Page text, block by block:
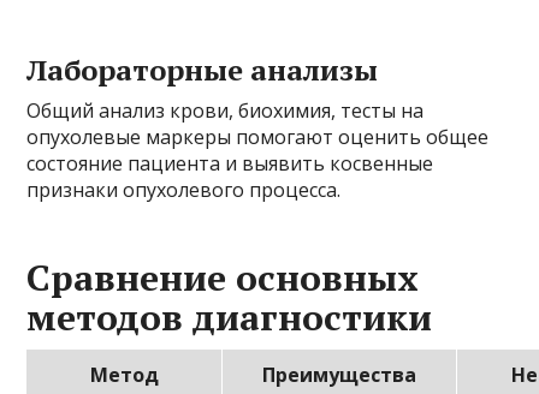
Лабораторные анализы
Общий анализ крови, биохимия, тесты на
опухолевые маркеры помогают оценить общее
состояние пациента и выявить косвенные
признаки опухолевого процесса.
Сравнение основных
методов диагностики
Метод Преимущества